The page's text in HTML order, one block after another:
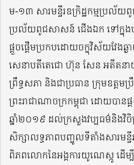
ម-១៣ សារមន្ទីរឧក្រិដ្ឋកម្មប្រ
ប្រល័យពូជសាសន៍ ជើងឯក ទៅក្នុ
ផ្តួចផ្តើមប្រកបដោយចក្ខុវិស័យវែងឆ្
សេនាបតីតេជោ ហ៊ុន សែន អតីតនាយក
ព្រឹទ្ធសភា និងជាប្រធាន ក្រុមឧត្តមប្
ព្រះរាជាណាចក្រកម្ពុជា ដោយប
ឆ្នាំ២០១៩ ដល់ក្រសួងវប្បធម៌និងវិ
សិក្សាលទ្ធភាពបញ្ចូលទីតាំងសារមន្
ពិភពលោកនៃអង្គការយូណេស្កូ ដើម្បី